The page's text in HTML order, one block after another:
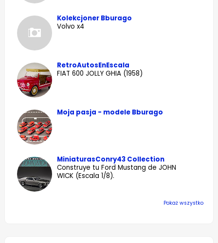
Kolekcjoner Bburago
Volvo x4
RetroAutosEnEscala
FIAT 600 JOLLY GHIA (1958)
Moja pasja - modele Bburago
MiniaturasConry43 Collection
Construye tu Ford Mustang de JOHN
WICK (Escala 1/8).
Pokaż wszystko